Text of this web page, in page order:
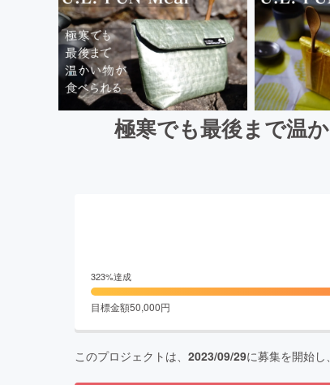
極寒でも最後まで温
323%達成
目標金額50,000円
このプロジェクトは、 2023/09/29に募集を開始し